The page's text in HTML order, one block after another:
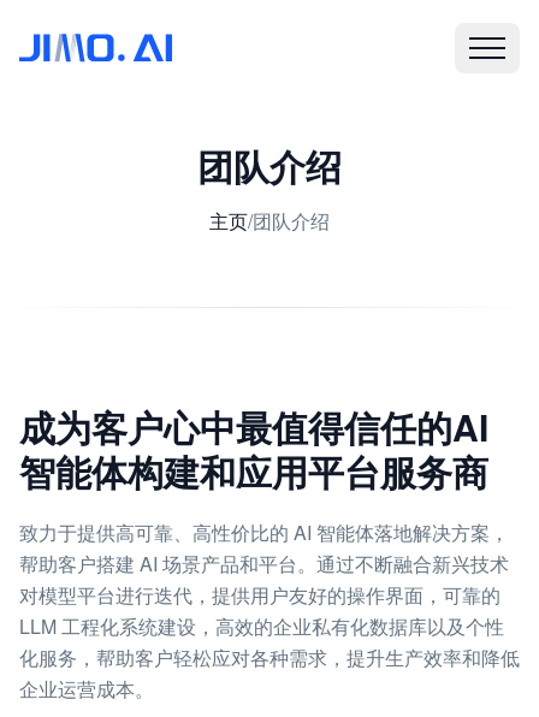
团队介绍
主页/团队介绍
成为客户心中最值得信任的AI
智能体构建和应用平台服务商
致力于提供高可靠、高性价比的 AI 智能体落地解决方案，
帮助客户搭建 AI 场景产品和平台。通过不断融合新兴技术
对模型平台进行迭代，提供用户友好的操作界面，可靠的
LLM 工程化系统建设，高效的企业私有化数据库以及个性
化服务，帮助客户轻松应对各种需求，提升生产效率和降低
企业运营成本。